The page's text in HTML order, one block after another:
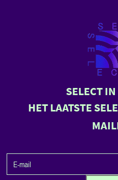
SELECT
HET LAATSTE